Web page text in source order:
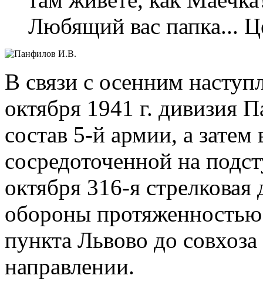
Любящий вас папка...
В связи с осенним
октября 1941 г. дивизия
состав 5-й армии, а
сосредоточенной на
октября 316-я
обороны
пункта Львово до
направлении.